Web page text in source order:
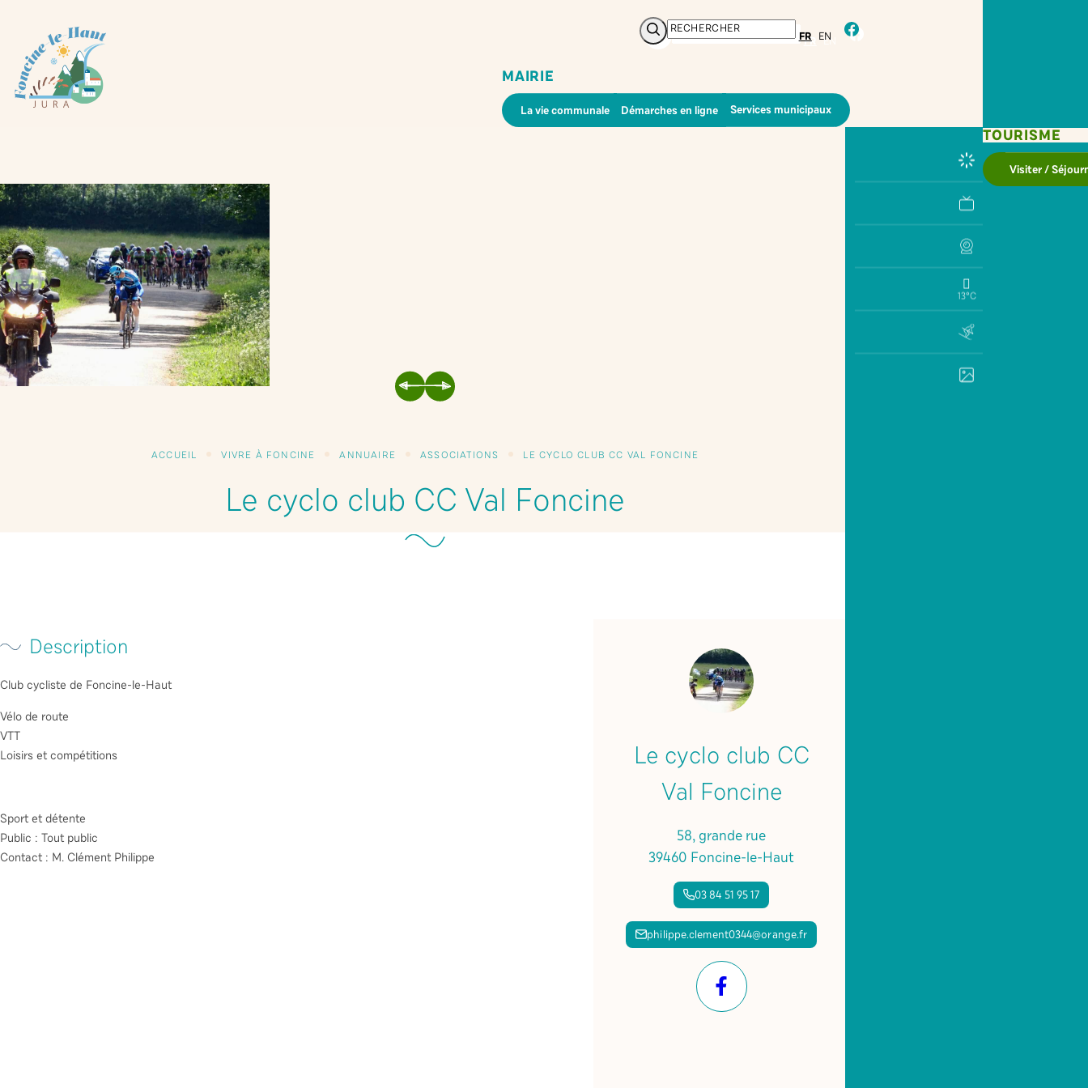
Rechercher FR EN facebook
MAIRIE
La vie communale Démarches en ligne Services municipaux
TOURISME
Visiter /
13°C
PRÉCÉDENT
SUIVANT
ACCUEIL VIVRE À FONCINE ANNUAIRE ASSOCIATIONS LE CYCLO CLUB CC VAL FONCINE
Le cyclo club CC Val Foncine
Description
Club cycliste de Foncine-le-Haut
Vélo de route
VTT
Loisirs et compétitions
Sport et détente
Public : Tout public
Contact : M. Clément Philippe
Le cyclo club CC
Val Foncine
58, grande rue
39460 Foncine-le-Haut
03 84 51 95 17
philippe.clement0344@orange.fr
Facebook